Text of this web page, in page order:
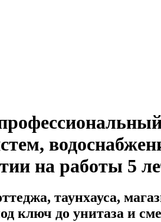
на работы 5
таунхауса,
ключ до унитаза и